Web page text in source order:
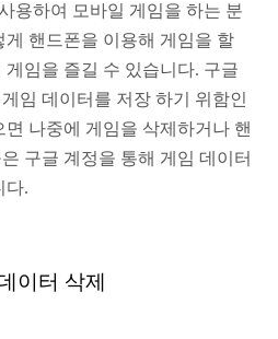
용하여 모바일 게임을 하는 분
핸드폰을 이용해 게임을 할
임을 즐길 수 있습니다. 구글
임 데이터를 저장 하기 위함인
면 나중에 게임을 삭제하거나 핸
구글 계정을 통해 게임 데이터
다.
이터 삭제